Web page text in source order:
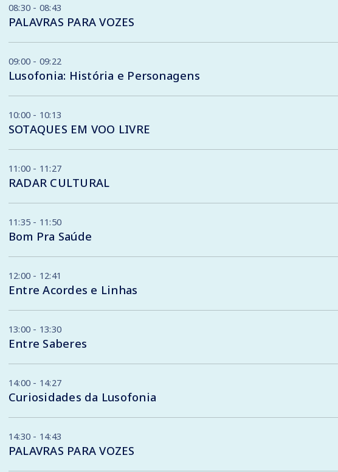
08:30 - 08:43
PALAVRAS PARA VOZES
09:00 - 09:22
Lusofonia: História e Personagens
10:00 - 10:13
SOTAQUES EM VOO LIVRE
11:00 - 11:27
RADAR CULTURAL
11:35 - 11:50
Bom Pra Saúde
12:00 - 12:41
Entre Acordes e Linhas
13:00 - 13:30
Entre Saberes
14:00 - 14:27
Curiosidades da Lusofonia
14:30 - 14:43
PALAVRAS PARA VOZES